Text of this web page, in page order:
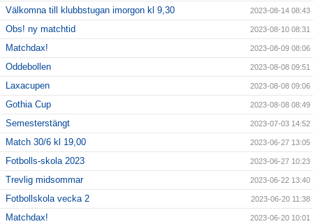
Välkomna till klubbstugan imorgon kl 9,30 2023-08-14 08:43
Obs! ny matchtid 2023-08-10 08:31
Matchdax! 2023-08-09 08:06
Oddebollen 2023-08-08 09:51
Laxacupen 2023-08-08 09:06
Gothia Cup 2023-08-08 08:49
Semesterstängt 2023-07-03 14:52
Match 30/6 kl 19,00 2023-06-27 13:05
Fotbolls-skola 2023 2023-06-27 10:23
Trevlig midsommar 2023-06-22 13:40
Fotbollskola vecka 2 2023-06-20 11:38
Matchdax! 2023-06-20 10:01